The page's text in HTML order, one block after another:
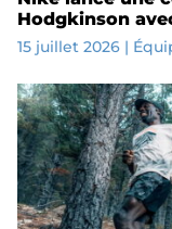
Hodgkinson
15 juillet 2026|